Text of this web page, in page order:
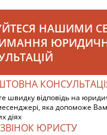
НАШИМИ
швидку відповідь на
яка допоможе Вам
діях
ЮРИСТУ